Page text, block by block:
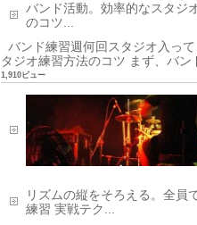
バンド活動。効率的なスタジ
のコツ...
バンド練習週何回スタジオ入っ
タジオ練習方法のコツ まず、バン
1,910ビュー
リズムの縦をそろえる。全員
練習 実戦テク...